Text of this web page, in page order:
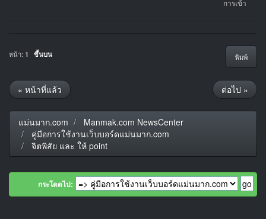
การเข้า
พิมพ์
หน้า: 1 ขึ้นบน
« หน้าที่แล้ว ต่อไป »
แม่นมาก.com
Manmak.com NewsCenter
คู่มือการใช้งานเว็บบอร์ดแม่นมาก.com
จิตพิสัย และ ให้ point
กระโดดไป: